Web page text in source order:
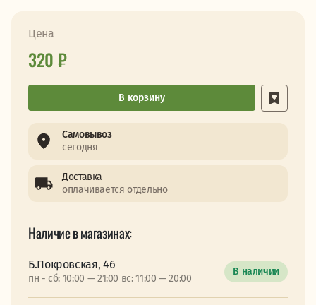
Цена
320 ₽
В корзину
Самовывоз
сегодня
Доставка
оплачивается отдельно
Наличие в магазинах:
Б.Покровская, 46
пн - сб: 10:00 — 21:00 вс: 11:00 — 20:00
В наличии